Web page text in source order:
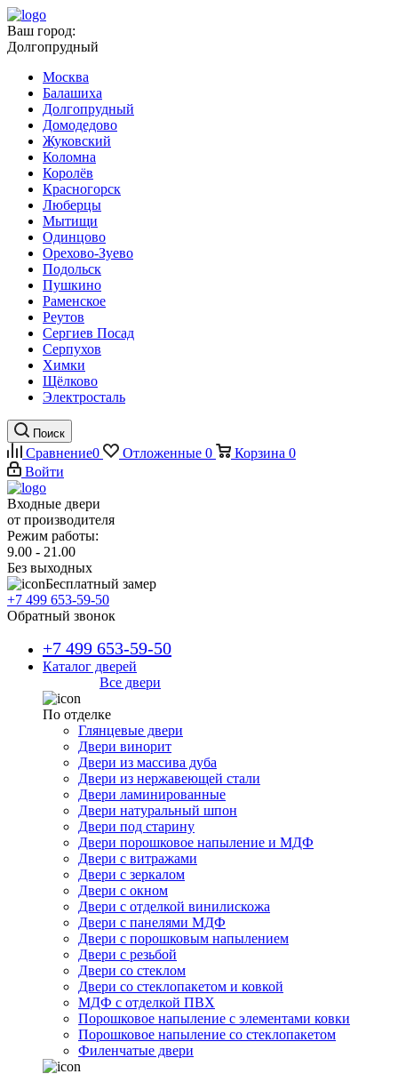
Ваш город:
Долгопрудный
Москва
Балашиха
Долгопрудный
Домодедово
Жуковский
Коломна
Королёв
Красногорск
Люберцы
Мытищи
Одинцово
Орехово-Зуево
Подольск
Пушкино
Раменское
Реутов
Сергиев Посад
Серпухов
Химки
Щёлково
Электросталь
Поиск
Сравнение0 Отложенные 0 Корзина 0
Войти
Входные двери
от производителя
Режим работы:
9.00 - 21.00
Без выходных
Бесплатный замер
+7 499 653-59-50
Обратный звонок
+7 499 653-59-50
Каталог дверей
Все двери
По отделке
Глянцевые двери
Двери винорит
Двери из массива дуба
Двери из нержавеющей стали
Двери ламинированные
Двери натуральный шпон
Двери под старину
Двери порошковое напыление и МДФ
Двери с витражами
Двери с зеркалом
Двери с окном
Двери с отделкой винилискожа
Двери с панелями МДФ
Двери с порошковым напылением
Двери с резьбой
Двери со стеклом
Двери со стеклопакетом и ковкой
МДФ с отделкой ПВХ
Порошковое напыление с элементами ковки
Порошковое напыление со стеклопакетом
Филенчатые двери